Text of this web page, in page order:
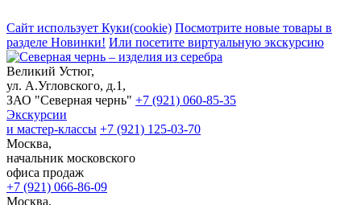
Сайт использует Куки(cookie) Посмотрите новые товары в
разделе Новинки! Или посетите виртуальную экскурсию
Великий Устюг,
ул. А.Угловского, д.1,
ЗАО "Северная чернь" +7 (921) 060-85-35
Экскурсии
и мастер-классы +7 (921) 125-03-70
Москва,
начальник московского
офиса продаж
+7 (921) 066-86-09
Москва,